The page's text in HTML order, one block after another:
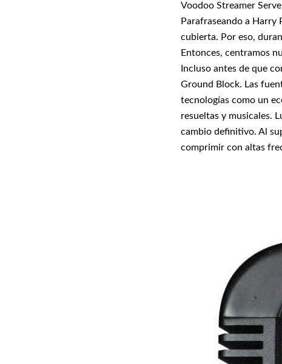
Voodoo Streamer
Parafraseando a Harry
cubierta. Por eso,
Entonces, centramos
Incluso antes de que
Ground Block. Las
tecnologías como un
resueltas y musicales.
cambio definitivo. Al
comprimir con altas